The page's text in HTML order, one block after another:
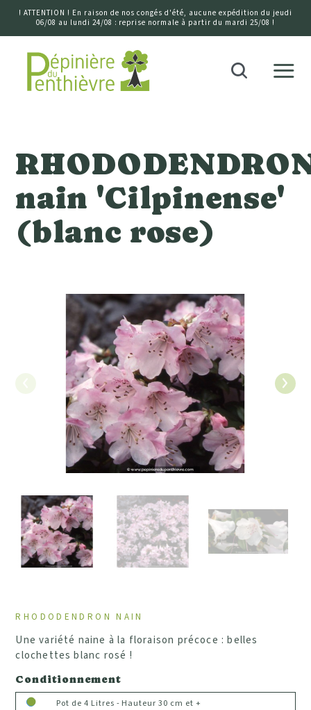
! ATTENTION ! En raison de nos congés d'été, aucune expédition du jeudi
06/08 au lundi 24/08 : reprise normale à partir du mardi 25/08 !
Accueil
Précédent
nain 'Cilpinense'
(blanc rose)
RHODODENDRON NAIN
Une variété naine à la floraison précoce : belles
clochettes blanc rosé !
Conditionnement
Pot de 4 Litres - Hauteur 30 cm et +